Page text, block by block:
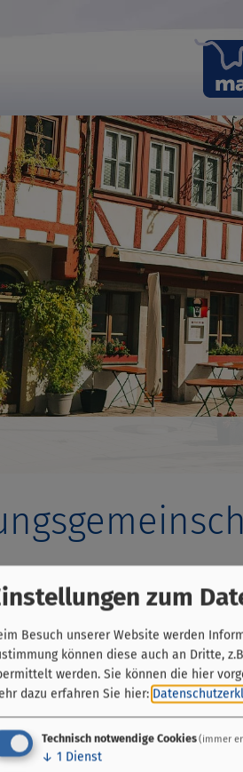
Hauptstraße
63839
zum
Besuch unserer Website werden
können diese auch an Dritte,
werden. Sie können die hier
dazu erfahren Sie hier:
Technisch notwendige Cookies(immer
↓ 1 Dienst